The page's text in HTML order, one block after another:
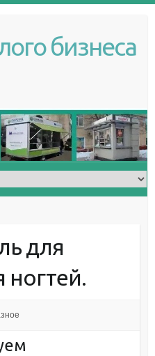
бизнеса
для
ногтей.